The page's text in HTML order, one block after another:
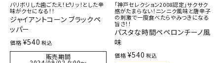
バリボリした歯ごたえ！ピリッ！とした辛
味がクセになる！！
ジャイアントコーン ブラックペ
ッパー
価格 ¥540 税込
販売期間
「神戸セレクション2008認定」サクサク
感がたまらない！ニンニク風味と唐辛子
の刺激で一度食べたらやみつきになる
旨さ！！
パスタな時間ペペロンチーノ風
味
価格 ¥540 税込